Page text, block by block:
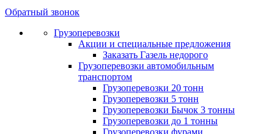
Обратный звонок
Грузоперевозки
Акции и специальные предложения
Заказать Газель недорого
Грузоперевозки автомобильным
транспортом
Грузоперевозки 20 тонн
Грузоперевозки 5 тонн
Грузоперевозки Бычок 3 тонны
Грузоперевозки до 1 тонны
Грузоперевозки фурами